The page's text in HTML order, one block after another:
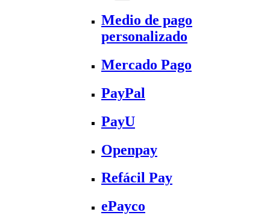
Medio de pago
personalizado
Mercado Pago
PayPal
PayU
Openpay
Refácil Pay
ePayco